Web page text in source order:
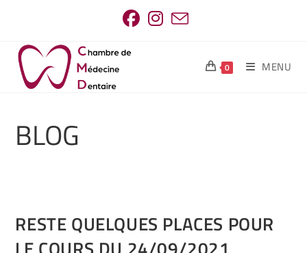
0 MENU
BLOG
RESTE QUELQUES PLACES POUR